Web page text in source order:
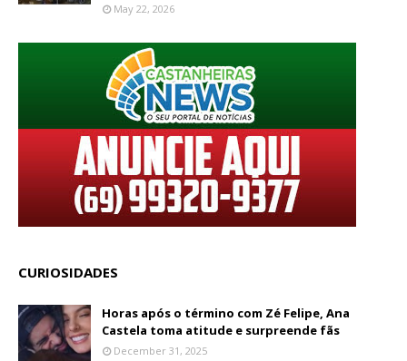
May 22, 2026
CURIOSIDADES
Horas após o término com Zé Felipe, Ana
Castela toma atitude e surpreende fãs
December 31, 2025